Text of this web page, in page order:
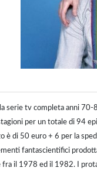
serie tv completa anni
per un totale di 94
è di 50 euro + 6 per la
fantascientifici
fra il 1978 ed il 1982. I